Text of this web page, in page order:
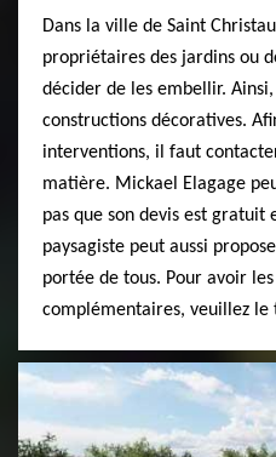
Dans la ville de Saint
propriétaires des jardins ou
décider de les embellir.
constructions décoratives.
interventions, il faut
matière. Mickael Elagage
pas que son devis est gratuit
paysagiste peut aussi
portée de tous. Pour avoir
complémentaires, veuillez